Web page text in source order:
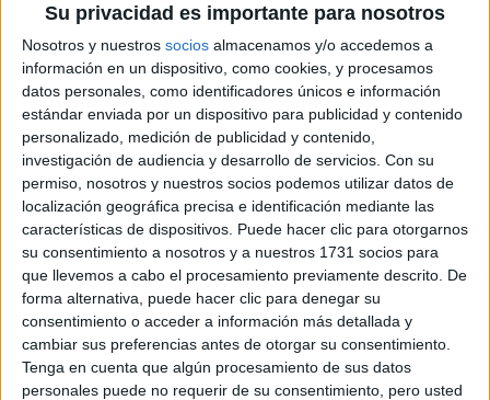
Su privacidad es importante para nosotros
Nosotros y nuestros socios almacenamos y/o accedemos a
información en un dispositivo, como cookies, y procesamos
datos personales, como identificadores únicos e información
estándar enviada por un dispositivo para publicidad y contenido
personalizado, medición de publicidad y contenido,
investigación de audiencia y desarrollo de servicios. Con su
permiso, nosotros y nuestros socios podemos utilizar datos de
localización geográfica precisa e identificación mediante las
características de dispositivos. Puede hacer clic para otorgarnos
su consentimiento a nosotros y a nuestros 1731 socios para
que llevemos a cabo el procesamiento previamente descrito. De
forma alternativa, puede hacer clic para denegar su
consentimiento o acceder a información más detallada y
cambiar sus preferencias antes de otorgar su consentimiento.
Tenga en cuenta que algún procesamiento de sus datos
personales puede no requerir de su consentimiento, pero usted
Etiquetas: La universidad - un mundo